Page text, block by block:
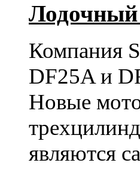
Лодочный
Компания
DF25A и
Новые
являются